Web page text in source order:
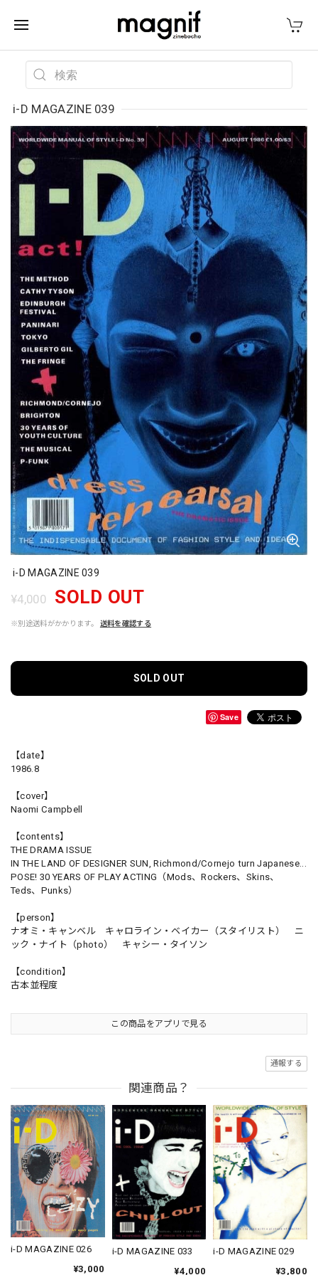
i-D MAGAZINE 039
i-D MAGAZINE 039
¥4,000 SOLD OUT
※別途送料がかかります。 送料を確認する
SOLD OUT
Save
【date】
1986.8
【cover】
Naomi Campbell
【contents】
THE DRAMA ISSUE
IN THE LAND OF DESIGNER SUN, Richmond/Cornejo turn Japanese...
POSE! 30 YEARS OF PLAY ACTING（Mods、Rockers、Skins、
Teds、Punks）
【person】
ナオミ・キャンベル キャロライン・ベイカー（スタイリスト） ニ
ック・ナイト（photo） キャシー・タイソン
【condition】
古本並程度
この商品をアプリで見る
通報する
関連商品？
i-D MAGAZINE 026
¥3,000
i-D MAGAZINE 033
¥4,000
i-D MAGAZINE 029
¥3,800